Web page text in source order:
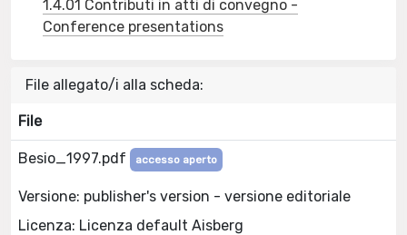
1.4.01 Contributi in atti di convegno -
Conference presentations
File allegato/i alla scheda:
File
Besio_1997.pdf accesso aperto
Versione: publisher's version - versione editoriale
Licenza: Licenza default Aisberg